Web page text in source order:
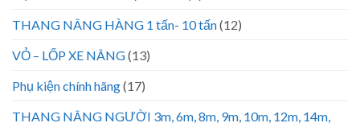
THANG NÂNG HÀNG 1 tấn- 10 tấn(12)
VỎ – LỐP XE NÂNG(13)
Phụ kiện chính hãng(17)
THANG NÂNG NGƯỜI 3m, 6m, 8m, 9m, 10m, 12m, 14m,